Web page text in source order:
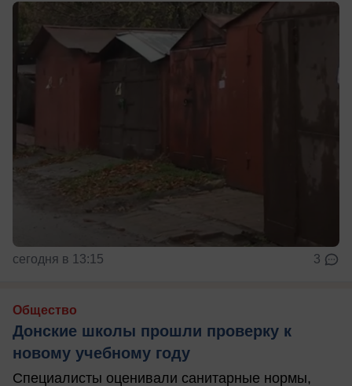
сегодня в 13:15 3
Общество
Донские школы прошли проверку к
новому учебному году
Специалисты оценивали санитарные нормы,